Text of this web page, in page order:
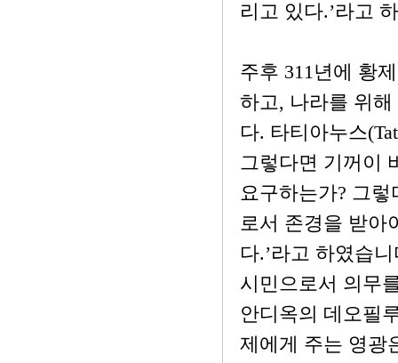
리고 있다.’라고
주후 311년에 황
하고, 나라를 위
다. 타티아누스
그렇다면 기꺼이
요구하는가? 그
로서 존경을 받아
다.’라고 하였습
시민으로서 의무
안디옥의 데오필
제에게 주는 영광